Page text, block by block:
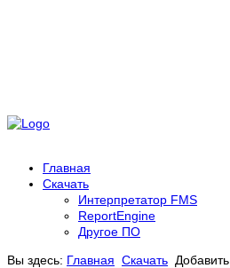
Главная
Скачать
Интерпретатор FMS
ReportEngine
Другое ПО
Вы здесь: Главная Скачать